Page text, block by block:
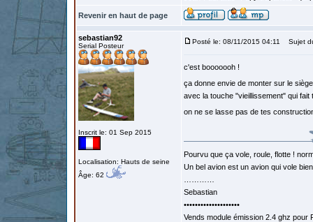
Revenir en haut de page
sebastian92
Serial Posteur
Inscrit le: 01 Sep 2015
Localisation: Hauts de seine
Âge: 62
Posté le: 08/11/2015 04:11 Sujet
c'est booooooh !
ça donne envie de monter sur le
avec la touche "vieillissement" qui
on ne se lasse pas de tes
Pourvu que ça vole, roule, flotte !
Un bel avion est un avion qui vole
Sebastian
••••••••••••••••••••
Vends module émission 2.4 ghz